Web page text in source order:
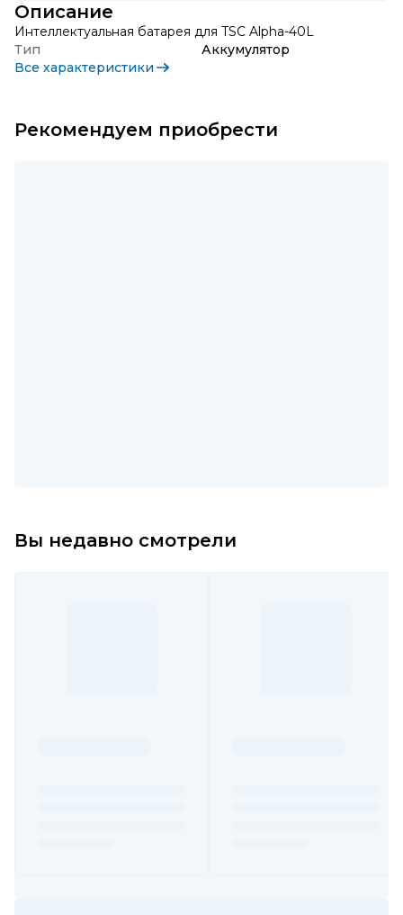
Описание
Интеллектуальная батарея для TSC Alpha-40L
Тип
Аккумулятор
Все характеристики
Рекомендуем приобрести
Вы недавно смотрели